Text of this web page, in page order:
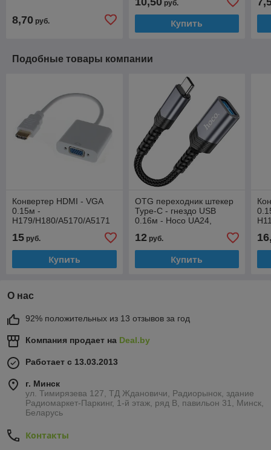
8,70 руб.
2K/75 Гц, Full HD/144 Гц
руб.
Купить
Подобные товары компании
Конвертер HDMI - VGA
0.15м -
H179/H180/A5170/A5171
выход: гнездо VGA)
15 руб.
Купить
OTG переходник штекер
Type-C - гнездо USB
0.16м - Hoco UA24,
12руб.
Купить
О нас
92% положительных из 13 отзывов за год
Компания продает на Deal.by
Работает с 13.03.2013
г. Минск
ул. Тимирязева 127, ТД Ждановичи, Радиорынок, здание
Радиомаркет-Паркинг, 1-й этаж, ряд В, павильон 31, Минск,
Беларусь
Контакты